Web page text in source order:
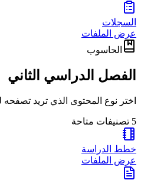
السجلات
عرض الملفات
الحاسوب
الفصل الدراسي الثاني
اختر نوع المحتوى الذي تريد تصفحه
5 تصنيفات متاحة
خطط الدراسة
عرض الملفات